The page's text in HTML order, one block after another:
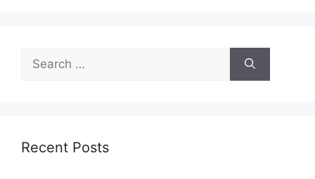
h
Recent Posts